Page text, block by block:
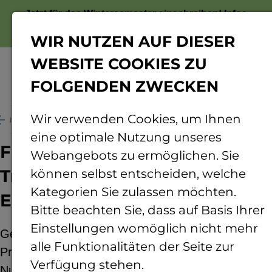
Jetzt für das Wintersemester einschreiben!Infos
Rund ums Forschen Projekte FUETURE
Fütterung zur Reduktion von
Treibhausgasmissionen und
Energieverbräuchen
Gesamtziel des Projektes „FUETURE“ im
Programm der Innovationsförderung ist es, die
WIR NUTZEN AUF DIESER
WEBSITE COOKIES ZU
FOLGENDEN ZWECKEN
Wir verwenden Cookies, um Ihnen
eine optimale Nutzung unseres
Webangebots zu ermöglichen. Sie
können selbst entscheiden, welche
Kategorien Sie zulassen möchten.
Bitte beachten Sie, dass auf Basis Ihrer
Einstellungen womöglich nicht mehr
alle Funktionalitäten der Seite zur
Verfügung stehen.